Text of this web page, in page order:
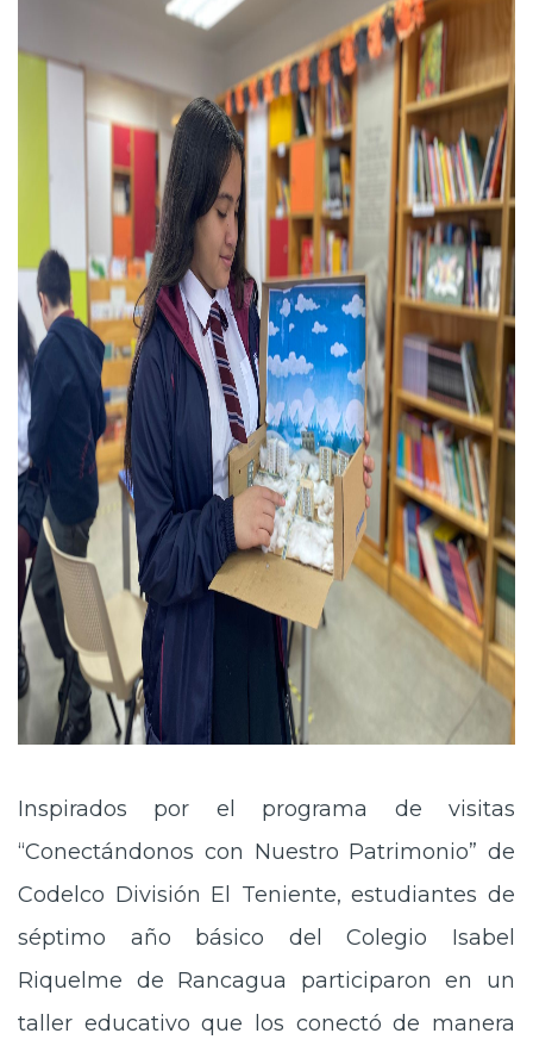
Inspirados por el programa de visitas
“Conectándonos con Nuestro Patrimonio” de
Codelco División El Teniente, estudiantes de
séptimo año básico del Colegio Isabel
Riquelme de Rancagua participaron en un
taller educativo que los conectó de manera